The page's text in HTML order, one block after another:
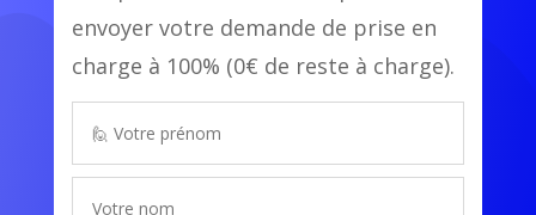
envoyer votre demande de prise en
charge à 100% (0€ de reste à charge).